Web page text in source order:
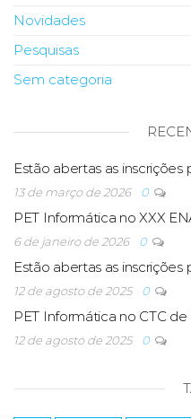
Novidades
Pesquisas
Sem categoria
Estão abertas as inscrições
13 de março de 2026 0
PET Informática no XXX
6 de janeiro de 2026 0
Estão abertas as inscrições
12 de agosto de 2025 0
PET Informática no CTC
12 de agosto de 2025 0